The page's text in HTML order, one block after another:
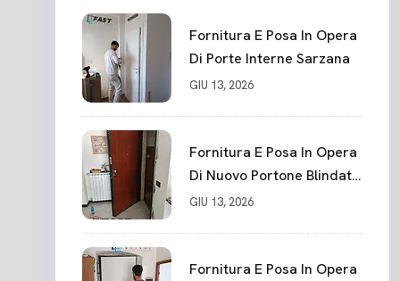
Punti La Spezia
Fornitura E Posa In Opera
Di Porte Interne Sarzana
GIU 13, 2026
Fornitura E Posa In Opera
Di Nuovo Portone Blindato
La Spezia
GIU 13, 2026
Fornitura E Posa In Opera